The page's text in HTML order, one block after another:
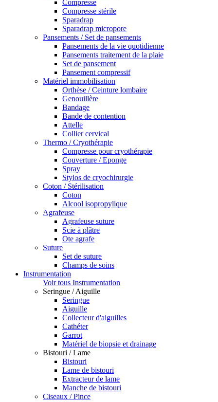
Compresse
Compresse stérile
Sparadrap
Sparadrap micropore
Pansements / Set de pansements
Pansements de la vie quotidienne
Pansements traitement de la plaie
Set de pansement
Pansement compressif
Matériel immobilisation
Orthèse / Ceinture lombaire
Genouillère
Bandage
Bande de contention
Attelle
Collier cervical
Thermo / Cryothérapie
Compresse pour cryothérapie
Couverture / Eponge
Spray
Stylos de cryochirurgie
Coton / Stérilisation
Coton
Alcool isopropylique
Agrafeuse
Agrafeuse suture
Scie à plâtre
Ote agrafe
Suture
Set de suture
Champs de soins
Instrumentation
Voir tous Instrumentation
Seringue / Aiguille
Seringue
Aiguille
Collecteur d'aiguilles
Cathéter
Garrot
Matériel de biopsie et drainage
Bistouri / Lame
Bistouri
Lame de bistouri
Extracteur de lame
Manche de bistouri
Ciseaux / Pince